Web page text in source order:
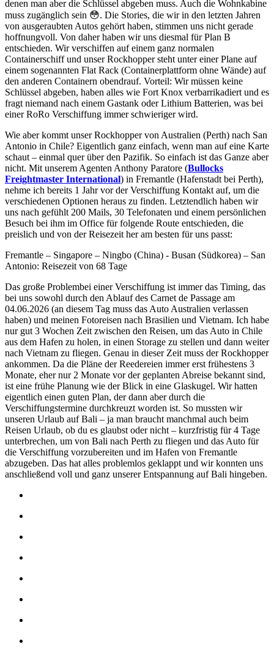
denen man aber die Schlüssel abgeben muss. Auch die Wohnkabine
muss zugänglich sein 😳. Die Stories, die wir in den letzten Jahren
von ausgeraubten Autos gehört haben, stimmen uns nicht gerade
hoffnungvoll. Von daher haben wir uns diesmal für Plan B
entschieden. Wir verschiffen auf einem ganz normalen
Containerschiff und unser Rockhopper steht unter einer Plane auf
einem sogenannten Flat Rack (Containerplattform ohne Wände) auf
den anderen Containern obendrauf. Vorteil: Wir müssen keine
Schlüssel abgeben, haben alles wie Fort Knox verbarrikadiert und es
fragt niemand nach einem Gastank oder Lithium Batterien, was bei
einer RoRo Verschiffung immer schwieriger wird.
Wie aber kommt unser Rockhopper von Australien (Perth) nach San
Antonio in Chile? Eigentlich ganz einfach, wenn man auf eine Karte
schaut – einmal quer über den Pazifik. So einfach ist das Ganze aber
nicht. Mit unserem Agenten Anthony Paratore (Bullocks
Freightmaster International) in Fremantle (Hafenstadt bei Perth),
nehme ich bereits 1 Jahr vor der Verschiffung Kontakt auf, um die
verschiedenen Optionen heraus zu finden. Letztendlich haben wir
uns nach gefühlt 200 Mails, 30 Telefonaten und einem persönlichen
Besuch bei ihm im Office für folgende Route entschieden, die
preislich und von der Reisezeit her am besten für uns passt:
Fremantle – Singapore – Ningbo (China) - Busan (Südkorea) – San
Antonio: Reisezeit von 68 Tage
Das große Problembei einer Verschiffung ist immer das Timing, das
bei uns sowohl durch den Ablauf des Carnet de Passage am
04.06.2026 (an diesem Tag muss das Auto Australien verlassen
haben) und meinen Fotoreisen nach Brasilien und Vietnam. Ich habe
nur gut 3 Wochen Zeit zwischen den Reisen, um das Auto in Chile
aus dem Hafen zu holen, in einen Storage zu stellen und dann weiter
nach Vietnam zu fliegen. Genau in dieser Zeit muss der Rockhopper
ankommen. Da die Pläne der Reedereien immer erst frühestens 3
Monate, eher nur 2 Monate vor der geplanten Abreise bekannt sind,
ist eine frühe Planung wie der Blick in eine Glaskugel. Wir hatten
eigentlich einen guten Plan, der dann aber durch die
Verschiffungstermine durchkreuzt worden ist. So mussten wir
unseren Urlaub auf Bali – ja man braucht manchmal auch beim
Reisen Urlaub, ob du es glaubst oder nicht – kurzfristig für 4 Tage
unterbrechen, um von Bali nach Perth zu fliegen und das Auto für
die Verschiffung vorzubereiten und im Hafen von Fremantle
abzugeben. Das hat alles problemlos geklappt und wir konnten uns
anschließend voll und ganz unserer Entspannung auf Bali hingeben.